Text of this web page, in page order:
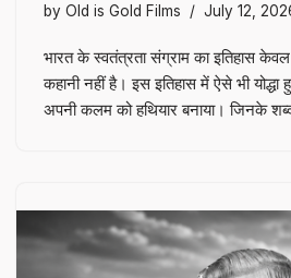
by Old is Gold Films July 12,
भारत के स्वतंत्रता संग्राम का इतिहास केवल
कहानी नहीं है। इस इतिहास में ऐसे भी योद्धा
अपनी कलम को हथियार बनाया। जिनके